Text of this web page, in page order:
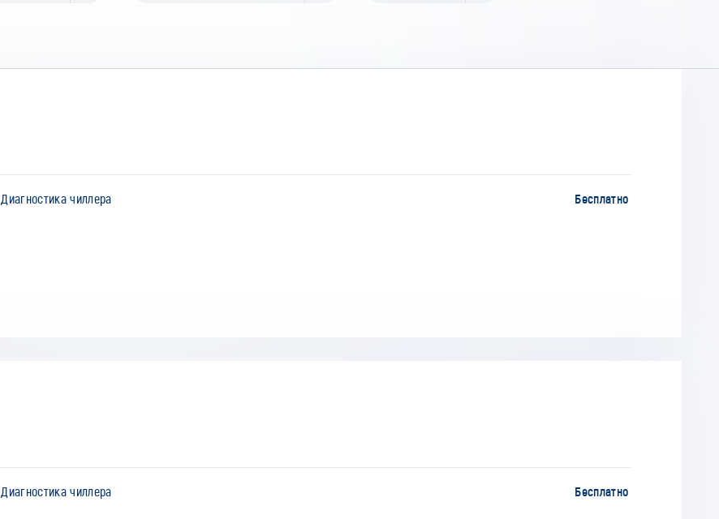
Диагностика чиллера Бесплатно
Диагностика чиллера Бесплатно